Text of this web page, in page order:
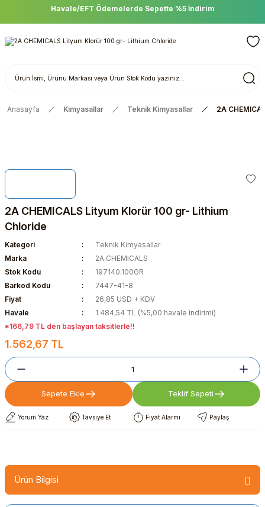
Havale/EFT Ödemelerde Sepette %5 İndirim
Anasayfa Kimyasallar Teknik Kimyasallar 2A
2A CHEMICALS Lityum Klorür 100 gr- Lithium
Chloride
Kategori
Teknik Kimyasallar
Marka
2A CHEMICALS
Stok Kodu
197140.100GR
Barkod Kodu
7447-41-8
Fiyat
26,85 USD + KDV
Havale
1.484,54 TL (%5,00 havale indirimi)
*166,79 TL den başlayan taksitlerle!!
1.562,67 TL
Sepete Ekle Teklif Sepeti
Yorum Yaz Tavsiye Et Fiyat Alarmı Paylaş
Ürün Bilgisi